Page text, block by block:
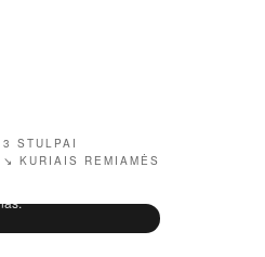
3 STULPAI
↘ KURIAIS REMIAMĖS